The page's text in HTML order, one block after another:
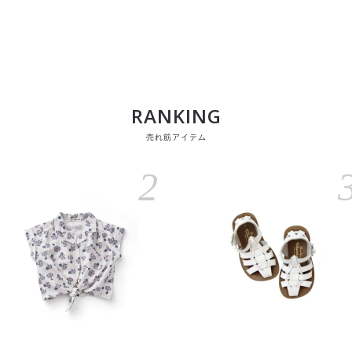
RANKING
売れ筋アイテム
2